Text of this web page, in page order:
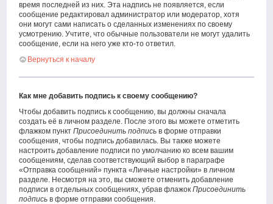
время последней из них. Эта надпись не появляется, если
сообщение редактировал администратор или модератор, хотя
они могут сами написать о сделанных изменениях по своему
усмотрению. Учтите, что обычные пользователи не могут удалить
сообщение, если на него уже кто-то ответил.
Вернуться к началу
Как мне добавить подпись к своему сообщению?
Чтобы добавить подпись к сообщению, вы должны сначала
создать её в личном разделе. После этого вы можете отметить
флажком пунктПрисоединить подпись в форме отправки
сообщения, чтобы подпись добавилась. Вы также можете
настроить добавление подписи по умолчанию ко всем вашим
сообщениям, сделав соответствующий выбор в параграфе
«Отправка сообщений» пункта «Личные настройки» в личном
разделе. Несмотря на это, вы сможете отменить добавление
подписи в отдельных сообщениях, убрав флажокПрисоединить
подпись в форме отправки сообщения.